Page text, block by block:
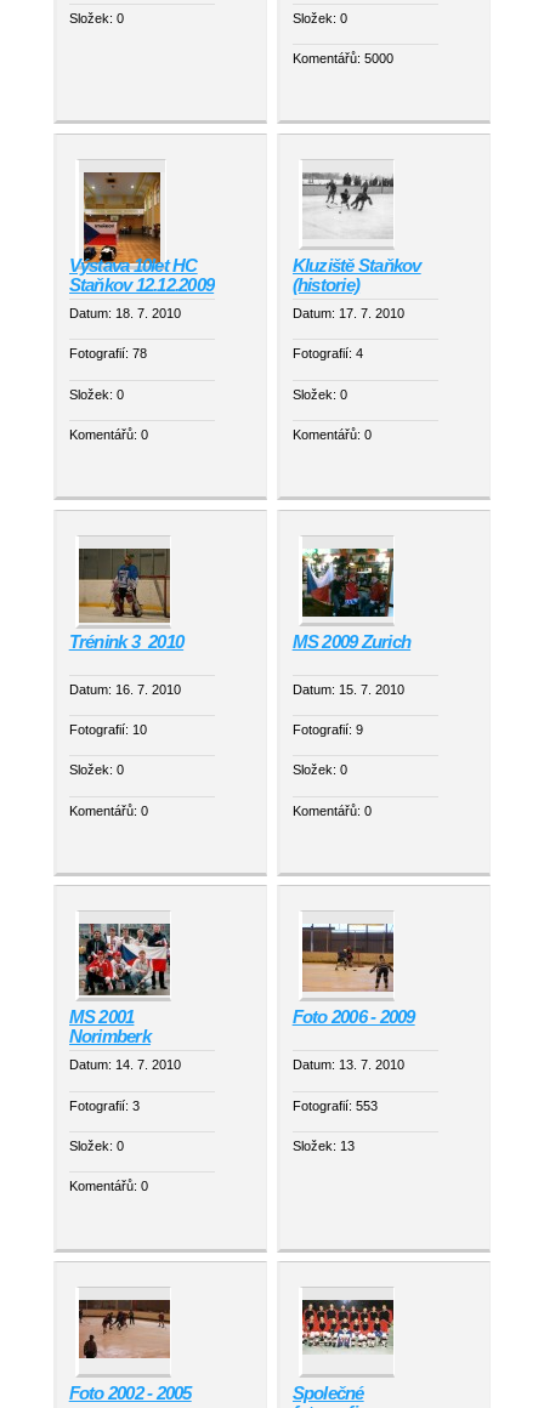
Složek: 0 Složek: 0
Komentářů: 5000
Výstava 10let HC
Staňkov 12.12.2009
Datum: 18. 7. 2010
Fotografií: 78
Složek: 0
Komentářů: 0
Kluziště Staňkov
(historie)
Datum: 17. 7. 2010
Fotografií: 4
Složek: 0
Komentářů: 0
Trénink 3_2010
Datum: 16. 7. 2010
Fotografií: 10
Složek: 0
Komentářů: 0
MS 2009 Zurich
Datum: 15. 7. 2010
Fotografií: 9
Složek: 0
Komentářů: 0
MS 2001
Norimberk
Datum: 14. 7. 2010
Fotografií: 3
Složek: 0
Komentářů: 0
Foto 2006 - 2009
Datum: 13. 7. 2010
Fotografií: 553
Složek: 13
Foto 2002 - 2005
Společné